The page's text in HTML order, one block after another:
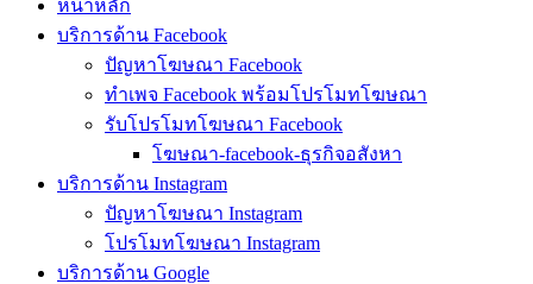
หน้าหลัก
บริการด้าน Facebook
ปัญหาโฆษณา Facebook
ทำเพจ Facebook พร้อมโปรโมทโฆษณา
รับโปรโมทโฆษณา Facebook
โฆษณา-facebook-ธุรกิจอสังหา
บริการด้าน Instagram
ปัญหาโฆษณา Instagram
โปรโมทโฆษณา Instagram
บริการด้าน Google